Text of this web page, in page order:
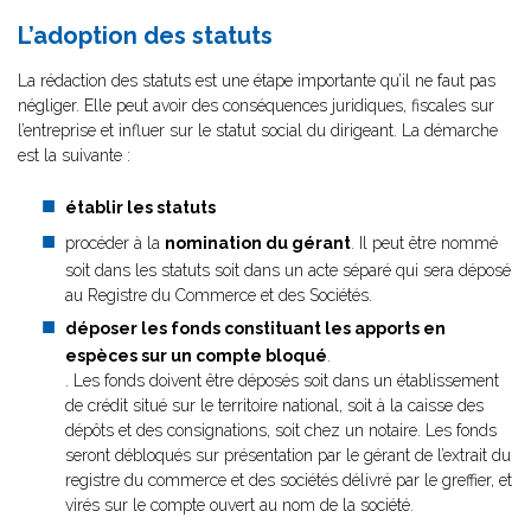
L’adoption des statuts
La rédaction des statuts est une étape importante qu’il ne faut pas
négliger. Elle peut avoir des conséquences juridiques, fiscales sur
l’entreprise et influer sur le statut social du dirigeant. La démarche
est la suivante :
établir les statuts
procéder à la nomination du gérant . Il peut être nommé
soit dans les statuts soit dans un acte séparé qui sera déposé
au Registre du Commerce et des Sociétés.
déposer les fonds constituant les apports en
espèces sur un compte bloqué
. Les fonds doivent être déposés soit dans un établissement
de crédit situé sur le territoire national, soit à la caisse des
dépôts et des consignations, soit chez un notaire. Les fonds
seront débloqués sur présentation par le gérant de l’extrait du
registre du commerce et des sociétés délivré par le greffier, et
virés sur le compte ouvert au nom de la société.